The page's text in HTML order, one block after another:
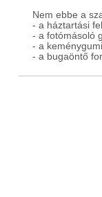
Nem ebbe a
- a háztartási
- a fotómásoló
- a
- a bugaöntő